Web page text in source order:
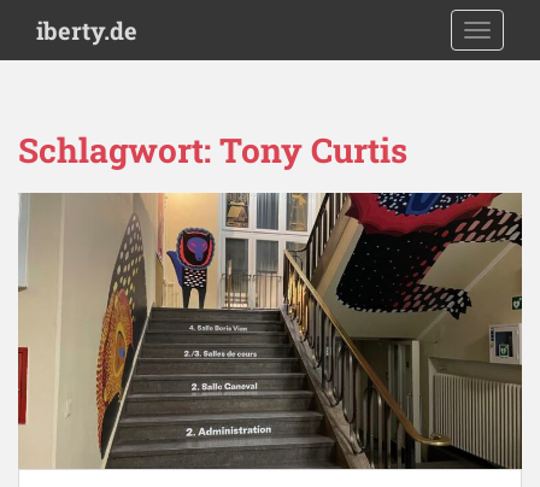
i
iberty.de
Schlagwort:Tony Curtis